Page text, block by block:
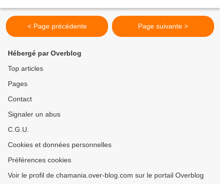
< Page précédente Page suivante >
Hébergé par Overblog
Top articles
Pages
Contact
Signaler un abus
C.G.U.
Cookies et données personnelles
Préférences cookies
Voir le profil de chamania.over-blog.com sur le portail Overblog